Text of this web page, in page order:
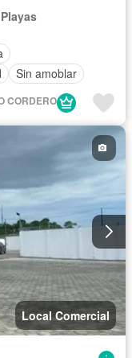
Sin amoblar
CORDERO
Local Comercial